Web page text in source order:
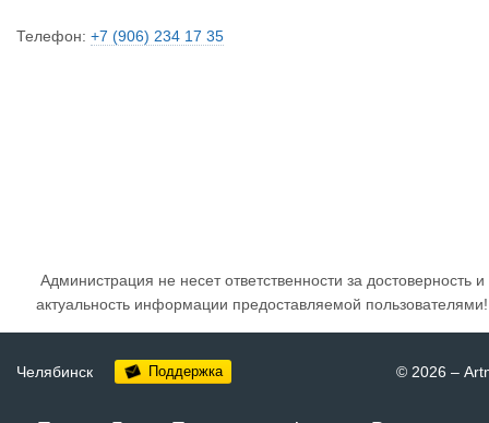
Телефон: +7 (906) 234 17 35
Администрация не несет ответственности за достоверность и
актуальность информации предоставляемой пользователями!
Челябинск Поддержка © 2026 –